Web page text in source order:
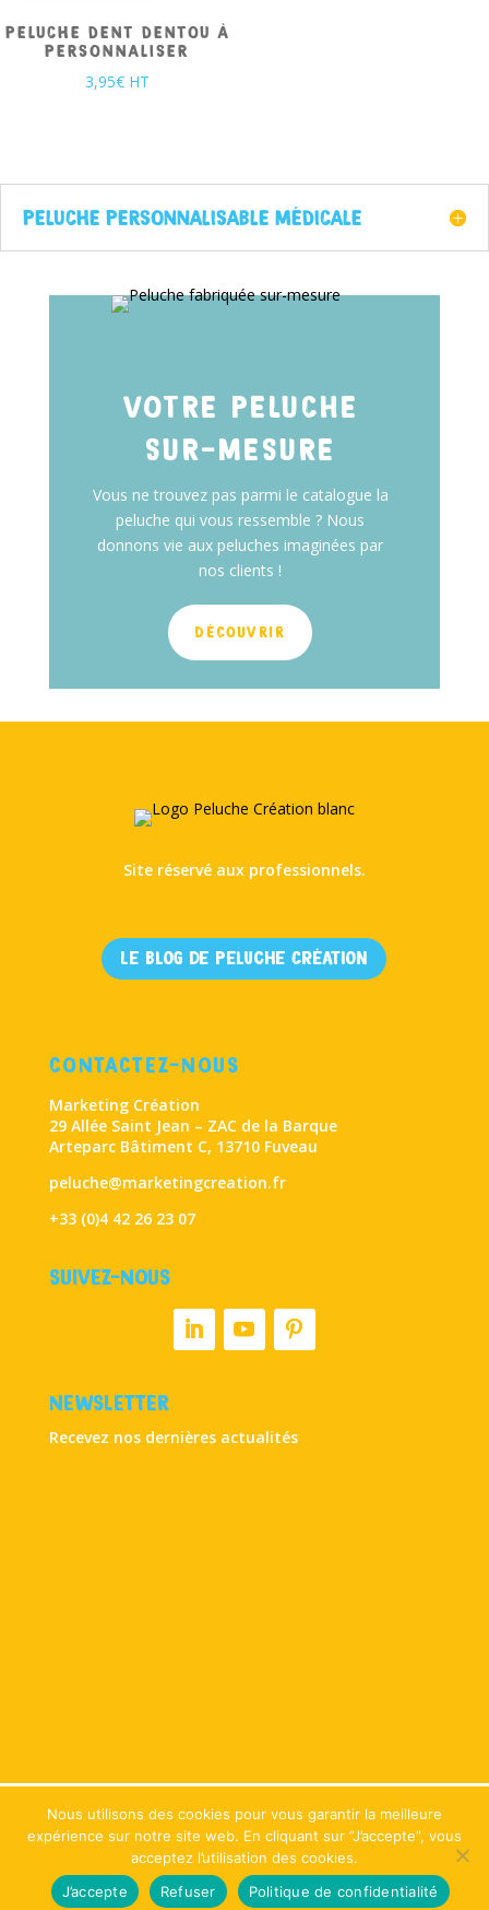
PELUCHE DENT DENTOU À
PERSONNALISER
3,95€ HT
PELUCHE PERSONNALISABLE MÉDICALE
VOTRE PELUCHE
SUR-MESURE
Vous ne trouvez pas parmi le catalogue la
peluche qui vous ressemble ? Nous
donnons vie aux peluches imaginées par
nos clients !
DÉCOUVRIR
Site réservé aux professionnels.
Le Blog de Peluche Création
CONTACTEZ-NOUS
Marketing Création
29 Allée Saint Jean – ZAC de la Barque
Arteparc Bâtiment C, 13710 Fuveau
peluche@marketingcreation.fr
+33 (0)4 42 26 23 07
SUIVEZ-NOUS
NEWSLETTER
Recevez nos dernières actualités
Copyright Peluche Création © 2021. Tous droits réservés |Mentions
Confidentialité & Cookies|CGV|
consentement
FR
Nous utilisons des cookies pour vous garantir la meilleure
expérience sur notre site web. En cliquant sur ”J’accepte”, vous
acceptez l’utilisation des cookies.
J’accepte
Refuser Politique de confidentialité
FR